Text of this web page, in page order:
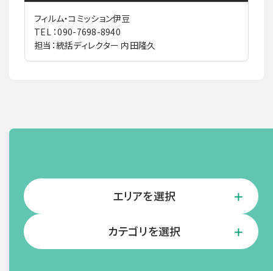
フィルム・コミッション伊豆
TEL ：090-7698-8940
担当：統括ディレクター 内田隆久
エリアを選択
カテゴリを選択